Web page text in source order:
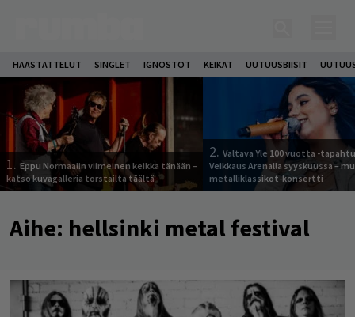
HAASTATTELUT SINGLET IGNOSTOT KEIKAT UUTUUSBIISIT
1. Eppu Normaalin viimeinen keikka tänään –
katso kuvagalleria torstailta täältä
2. Valtava Yle 100 vuotta -
Veikkaus Arenalla syyskuussa –
metalliklassikot-konsertti
Aihe: hellsinki metal festival